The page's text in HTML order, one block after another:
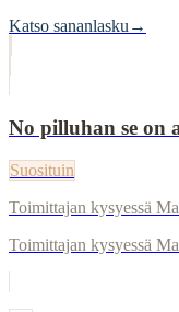
Katso sananlasku →
No pilluhan se on
Suosituin
Toimittajan kysyessä
Toimittajan kysyessä